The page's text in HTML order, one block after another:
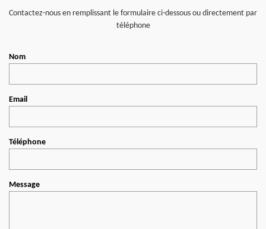
Contactez-nous en remplissant le formulaire ci-dessous ou directement par
téléphone
Nom
Email
Téléphone
Message